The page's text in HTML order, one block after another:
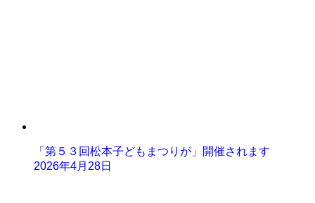
「第５３回松本子どもまつりが」開催されます
2026年4月28日